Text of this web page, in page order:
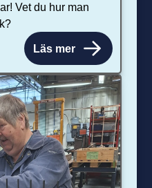
Vet du hur man
Läs mer